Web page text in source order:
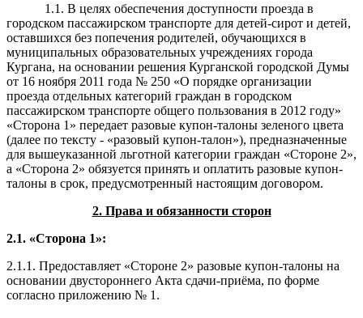
1.1. В целях обеспечения доступности проезда в
городском пассажирском транспорте для детей-сирот и детей,
оставшихся без попечения родителей, обучающихся в
муниципальных образовательных учреждениях города
Кургана, на основании решения Курганской городской Думы
от 16 ноября 2011 года № 250 «О порядке организации
проезда отдельных категорий граждан в городском
пассажирском транспорте общего пользования в 2012 году»
«Сторона 1» передает разовые купон-талоны зеленого цвета
(далее по тексту - «разовый купон-талон»), предназначенные
для вышеуказанной льготной категории граждан «Стороне 2»,
а «Сторона 2» обязуется принять и оплатить разовые купон-
талоны в срок, предусмотренный настоящим договором.
2. Права и обязанности сторон
2.1. «Сторона 1»:
2.1.1. Предоставляет «Стороне 2» разовые купон-талоны на
основании двустороннего Акта сдачи-приёма, по форме
согласно приложению № 1.